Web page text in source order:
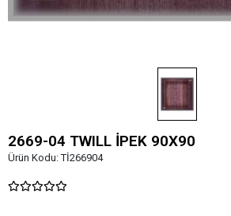
2669-04 TWILL İPEK 90X90
Ürün Kodu:Tİ266904